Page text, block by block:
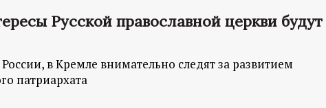
Русской православной церкви будут
в Кремле внимательно следят за развитием
патриархата